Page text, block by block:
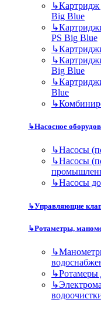
↳Картридж
Big Blue
↳
PS Big Blue
↳
↳
Big Blue
↳
Blue
↳
↳Насосное
↳Насосы
↳Насосы
↳Насосы
↳Управляющие
↳Ротаметры,
↳
↳Ротамеры
↳